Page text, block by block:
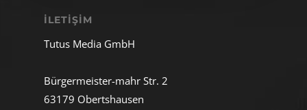
İLETIŞIM
Tutus Media GmbH
Bürgermeister-mahr Str. 2
63179 Obertshausen